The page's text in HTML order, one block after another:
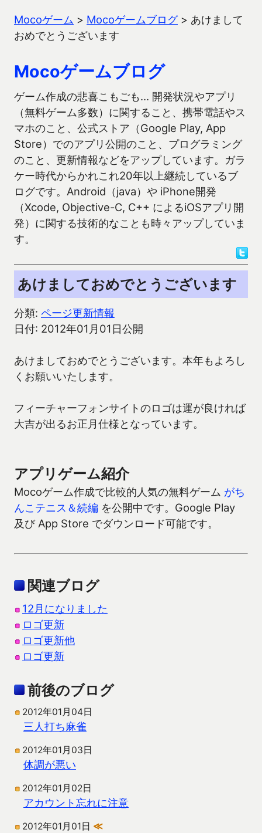
Mocoゲーム > Mocoゲームブログ> あけまして
おめでとうございます
Mocoゲームブログ
ゲーム作成の悲喜こもごも… 開発状況やアプリ
（無料ゲーム多数）に関すること、携帯電話やス
マホのこと、公式ストア（Google Play, App
Store）でのアプリ公開のこと、プログラミング
のこと、更新情報などをアップしています。ガラ
ケー時代からかれこれ20年以上継続しているブ
ログです。Android（java）や iPhone開発
（Xcode, Objective-C, C++ によるiOSアプリ開
発）に関する技術的なことも時々アップしていま
す。
あけましておめでとうございます
分類: ページ更新情報
日付: 2012年01月01日公開
あけましておめでとうございます。本年もよろし
くお願いいたします。
フィーチャーフォンサイトのロゴは運が良ければ
大吉が出るお正月仕様となっています。
アプリゲーム紹介
Mocoゲーム作成で比較的人気の無料ゲーム がち
んこテニス＆続編 を公開中です。Google Play
及び App Store でダウンロード可能です。
関連ブログ
12月になりました
ロゴ更新
ロゴ更新他
ロゴ更新
前後のブログ
2012年01月04日
三人打ち麻雀
2012年01月03日
体調が悪い
2012年01月02日
アカウント忘れに注意
2012年01月01日 ≪